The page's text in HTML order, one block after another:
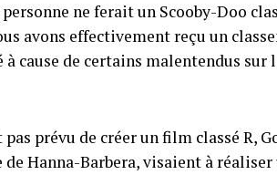
ne ferait un Scooby-Doo
avons effectivement reçu un
cause de certains malentendus sur
pas prévu de créer un film classé R,
Hanna-Barbera, visaient à réaliser